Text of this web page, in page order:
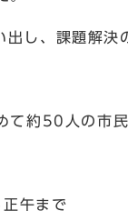
し、課題解決
約50人の市民
午まで